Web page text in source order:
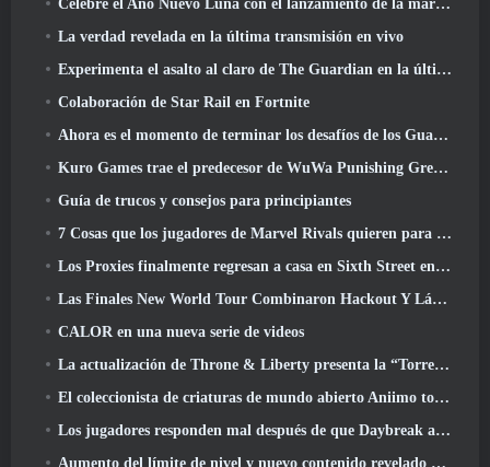
Celebre el Año Nuevo Luna con el lanzamiento de la maravilla invernal de Palia: Actualización de Año Nuevo de Riffrocin
La verdad revelada en la última transmisión en vivo
Experimenta el asalto al claro de The Guardian en la última actualización de Guild Wars 2 que comienza hoy
Colaboración de Star Rail en Fortnite
Ahora es el momento de terminar los desafíos de los Guardianes de la Llama en Path Of Exile durante Legacy Of Phrecia
Kuro Games trae el predecesor de WuWa Punishing Grey Raven a Steam
Guía de trucos y consejos para principiantes
7 Cosas que los jugadores de Marvel Rivals quieren para el juego 2026
Los Proxies finalmente regresan a casa en Sixth Street en la versión de Zenless Zone Zero 2.6 Actualizar
Las Finales New World Tour Combinaron Hackout Y Láseres Orbitales
CALOR en una nueva serie de videos
La actualización de Throne & Liberty presenta la “Torre de la codicia” generada aleatoriamente
El coleccionista de criaturas de mundo abierto Aniimo toca las notas correctas
Los jugadores responden mal después de que Daybreak anunciara planes para saltarse las hojas de ruta de EverQuest y EQ2
Aumento del límite de nivel y nuevo contenido revelado en Phantasy Star Online 2: Corriente de onda titular de NGS